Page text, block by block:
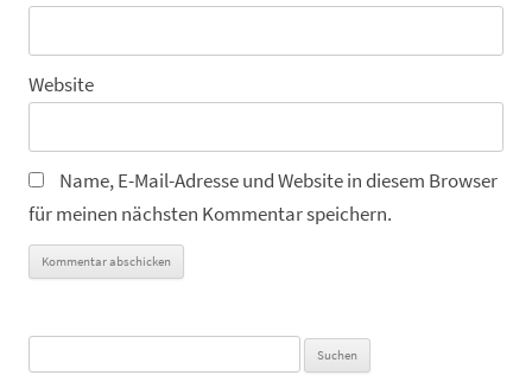
Website
Name, E-Mail-Adresse und Website in diesem Browser
für meinen nächsten Kommentar speichern.
nach: